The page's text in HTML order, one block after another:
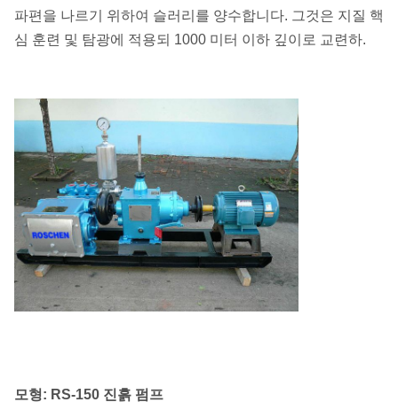
파편을 나르기 위하여 슬러리를 양수합니다. 그것은 지질 핵
심 훈련 및 탐광에 적용되 1000 미터 이하 깊이로 교련하.
모형: RS-150 진흙 펌프